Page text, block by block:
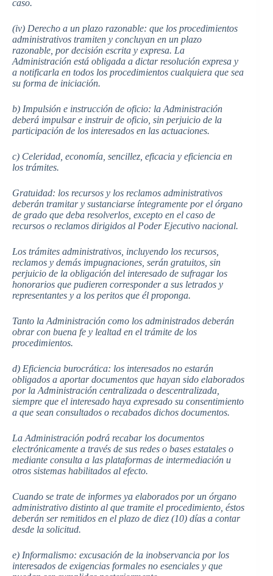
caso.
(iv) Derecho a un plazo razonable: que los procedimientos
administrativos tramiten y concluyan en un plazo
razonable, por decisión escrita y expresa. La
Administración está obligada a dictar resolución expresa y
a notificarla en todos los procedimientos cualquiera que sea
su forma de iniciación.
b) Impulsión e instrucción de oficio: la Administración
deberá impulsar e instruir de oficio, sin perjuicio de la
participación de los interesados en las actuaciones.
c) Celeridad, economía, sencillez, eficacia y eficiencia en
los trámites.
Gratuidad: los recursos y los reclamos administrativos
deberán tramitar y sustanciarse íntegramente por el órgano
de grado que deba resolverlos, excepto en el caso de
recursos o reclamos dirigidos al Poder Ejecutivo nacional.
Los trámites administrativos, incluyendo los recursos,
reclamos y demás impugnaciones, serán gratuitos, sin
perjuicio de la obligación del interesado de sufragar los
honorarios que pudieren corresponder a sus letrados y
representantes y a los peritos que él proponga.
Tanto la Administración como los administrados deberán
obrar con buena fe y lealtad en el trámite de los
procedimientos.
d) Eficiencia burocrática: los interesados no estarán
obligados a aportar documentos que hayan sido elaborados
por la Administración centralizada o descentralizada,
siempre que el interesado haya expresado su consentimiento
a que sean consultados o recabados dichos documentos.
La Administración podrá recabar los documentos
electrónicamente a través de sus redes o bases estatales o
mediante consulta a las plataformas de intermediación u
otros sistemas habilitados al efecto.
Cuando se trate de informes ya elaborados por un órgano
administrativo distinto al que tramite el procedimiento, éstos
deberán ser remitidos en el plazo de diez (10) días a contar
desde la solicitud.
e) Informalismo: excusación de la inobservancia por los
interesados de exigencias formales no esenciales y que